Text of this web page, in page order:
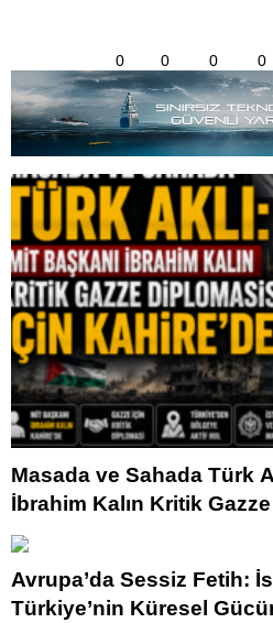
0 0 0 0
Masada ve Sahada Türk
İbrahim Kalın Kritik
Kahire’de!
Avrupa’da Sessiz Fetih:
Türkiye’nin Küresel